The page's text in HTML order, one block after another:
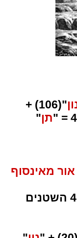
"(106) +
תן"
אור מאינסוף
אם אליהו הנביא לא היה משמיד את 450 השטנים